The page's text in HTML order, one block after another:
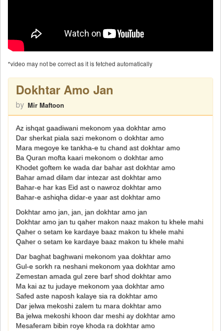
*video may not be correct as it is fetched automatically
Dokhtar Amo Jan
by Mir Maftoon
Az ishqat gaadiwani mekonom yaa dokhtar amo
Dar sherkat piala sazi mekonom o dokhtar amo
Mara megoye ke tankha-e tu chand ast dokhtar amo
Ba Quran mofta kaari mekonom o dokhtar amo
Khodet goftem ke wada dar bahar ast dokhtar amo
Bahar amad dilam dar intezar ast dokhtar amo
Bahar-e har kas Eid ast o nawroz dokhtar amo
Bahar-e ashiqha didar-e yaar ast dokhtar amo
Dokhtar amo jan, jan, jan dokhtar amo jan
Dokhtar amo jan tu qaher makon naaz makon tu khele mahi
Qaher o setam ke kardaye baaz makon tu khele mahi
Qaher o setam ke kardaye baaz makon tu khele mahi
Dar baghat baghwani mekonom yaa dokhtar amo
Gul-e sorkh ra neshani mekonom yaa dokhtar amo
Zemestan amada gul zere barf shod dokhtar amo
Ma kai az tu judaye mekonom yaa dokhtar amo
Safed aste naposh kalaye sia ra dokhtar amo
Dar jelwa mekoshi zalem tu mara dokhtar amo
Ba jelwa mekoshi khoon dar meshi ay dokhtar amo
Mesaferam bibin roye khoda ra dokhtar amo